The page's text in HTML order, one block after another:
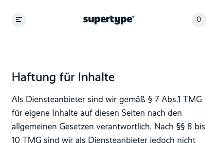
0
Haftung für Inhalte
Als Diensteanbieter sind wir gemäß § 7 Abs.1 TMG
für eigene Inhalte auf diesen Seiten nach den
allgemeinen Gesetzen verantwortlich. Nach §§ 8 bis
10 TMG sind wir als Diensteanbieter jedoch nicht